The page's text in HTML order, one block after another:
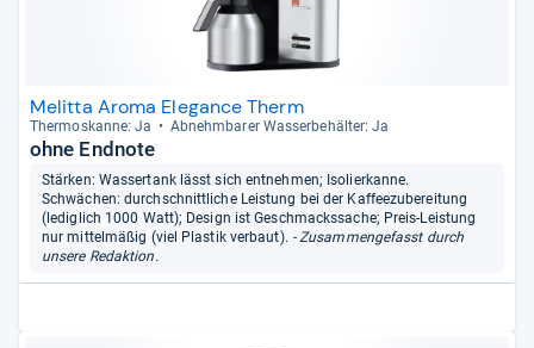
Melitta Aroma Elegance Therm
Ther­mo­s­kanne: Ja Abnehm­ba­rer Was­ser­be­häl­ter: Ja
ohne Endnote
Stärken: Wassertank lässt sich entnehmen; Isolierkanne.
Schwächen: durchschnittliche Leistung bei der Kaffeezubereitung
(lediglich 1000 Watt); Design ist Geschmackssache; Preis-Leistung
nur mittelmäßig (viel Plastik verbaut). - Zusammengefasst durch
unsere Redaktion.